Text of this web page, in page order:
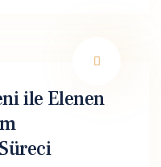
ile Elenen